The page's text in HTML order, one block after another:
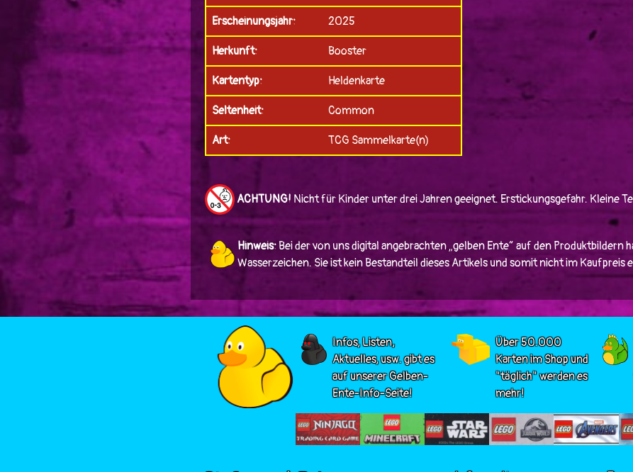
Erscheinungsjahr: 2025
Herkunft: Booster
Kartentyp: Heldenkarte
Seltenheit: Common
Art: TCG Sammelkarte(n)
ACHTUNG! Nicht für Kinder unter drei Jahren geeignet. Erstickungsgefahr. Kleine
Hinweis: Bei der von uns digital angebrachten „gelben Ente“ auf den Produktbildern
Wasserzeichen. Sie ist kein Bestandteil dieses Artikels und somit nicht im Kaufpreis
Infos, Listen,
Aktuelles, usw. gibt es
auf unserer Gelben-
Ente-Info-Seite!
Über 50.000
Karten im Shop und
"täglich" werden es
mehr!